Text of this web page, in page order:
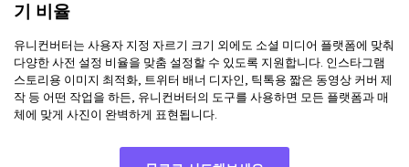
기 비율
유니컨버터는 사용자 지정 자르기 크기 외에도 소셜 미디어 플랫폼에 맞춰
다양한 사전 설정 비율을 맞춤 설정할 수 있도록 지원합니다. 인스타그램
스토리용 이미지 최적화, 트위터 배너 디자인, 틱톡용 짧은 동영상 커버 제
작 등 어떤 작업을 하든, 유니컨버터의 도구를 사용하면 모든 플랫폼과 매
체에 맞게 사진이 완벽하게 표현됩니다.